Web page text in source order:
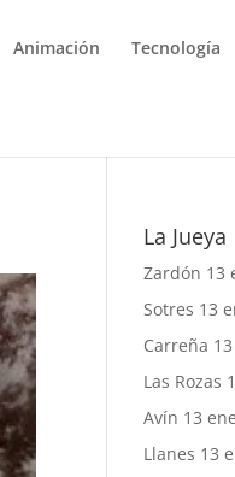
Animación Tecnología
La Jueya
Zardón 13
Sotres 13
Carreña
Las Rozas
Avín 13
Llanes 13